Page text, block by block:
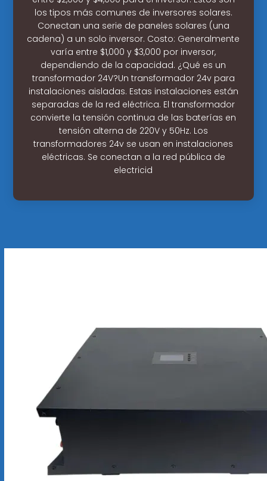
los tipos más comunes de inversores solares.
Conectan una serie de paneles solares (una
cadena) a un solo inversor. Costo: Generalmente
varía entre $1,000 y $3,000 por inversor,
dependiendo de la capacidad. ¿Qué es un
transformador 24V?Un transformador 24v para
instalaciones aisladas. Estas instalaciones están
separadas de la red eléctrica. El transformador
convierte la tensión continua de las baterías en
tensión alterna de 220V y 50Hz. Los
transformadores 24v se usan en instalaciones
eléctricas. Se conectan a la red pública de
electricid